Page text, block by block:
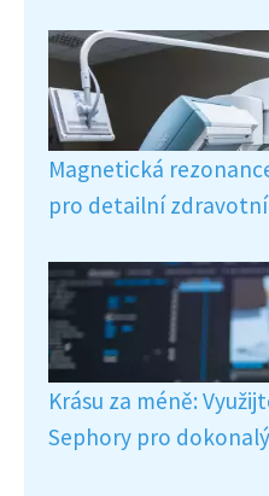
Magnetická
pro detailní
Krásu za méně:
Sephory pro